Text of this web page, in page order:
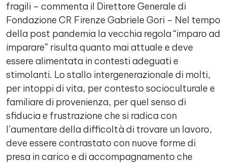
fragili – commenta il Direttore Generale di
Fondazione CR Firenze Gabriele Gori – Nel tempo
della post pandemia la vecchia regola “imparo ad
imparare” risulta quanto mai attuale e deve
essere alimentata in contesti adeguati e
stimolanti. Lo stallo intergenerazionale di molti,
per intoppi di vita, per contesto socioculturale e
familiare di provenienza, per quel senso di
sfiducia e frustrazione che si radica con
l’aumentare della difficoltà di trovare un lavoro,
deve essere contrastato con nuove forme di
presa in carico e di accompagnamento che